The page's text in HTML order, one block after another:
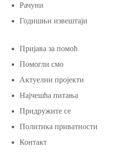
Рачуни
Годишњи извештаји
Пријава за помоћ
Помогли смо
Актуелни пројекти
Најчешћа питања
Придружите се
Политика приватности
Контакт